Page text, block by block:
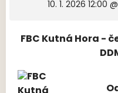
10. 1. 2026 12:00
FBC Kutná Hora -